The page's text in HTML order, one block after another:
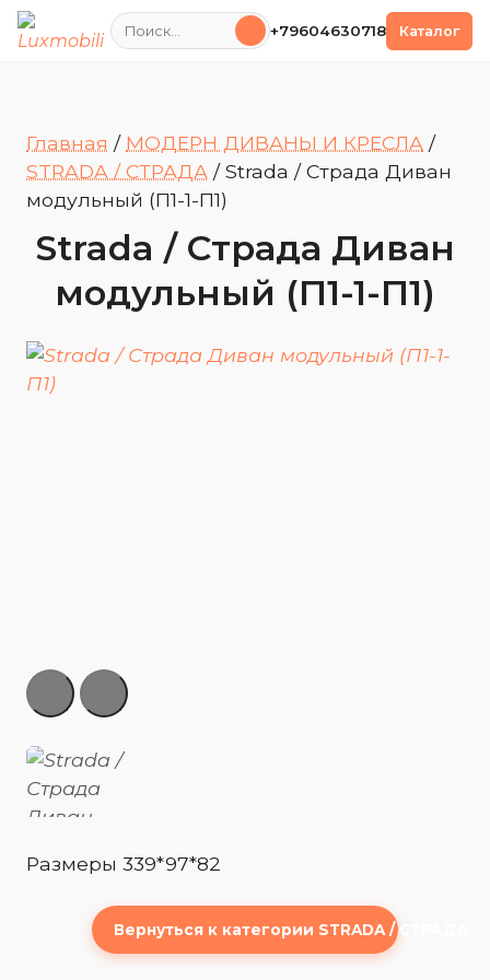
Поиск +79604630718 Каталог
Главная / МОДЕРН ДИВАНЫ И КРЕСЛА /
STRADA / СТРАДА /Strada / Страда Диван
модульный (П1-1-П1)
Strada / Страда Диван
модульный (П1-1-П1)
Размеры 339*97*82
Вернуться к категории STRADA / СТРАДА